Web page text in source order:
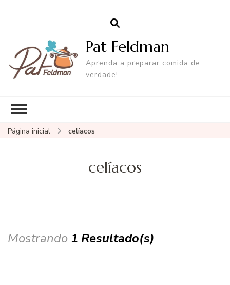
Pat Feldman
Aprenda a preparar comida de
verdade!
Página inicial celíacos
celíacos
Mostrando 1 Resultado(s)